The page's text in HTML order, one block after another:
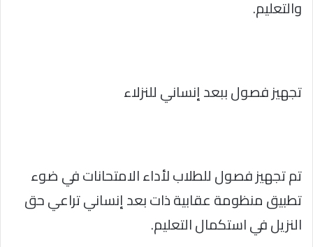
والتعليم.
تجهيز فصول ببعد إنساني للنزلاء
تم تجهيز فصول للطلاب لأداء الامتحانات في ضوء
تطبيق منظومة عقابية ذات بعد إنساني تراعي حق
النزيل في استكمال التعليم.